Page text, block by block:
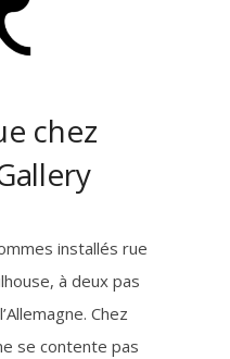
chez
installés rue
à deux pas
Chez
se contente pas